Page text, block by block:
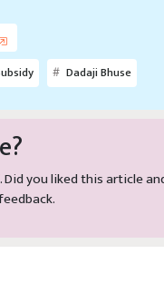
Dadaji Bhuse
. Did you liked this article